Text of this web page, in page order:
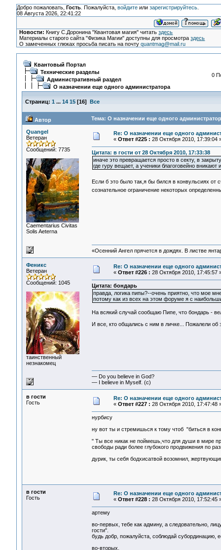
Добро пожаловать, Гость. Пожалуйста, войдитеили зарегистрируйтесь.
08 Августа 2026, 22:41:22
Новости: Книгу С.Доронина "Квантовая магия" читатьздесь
Материалы старого сайта "Физика Магии" доступны для просмотраздесь
О замеченных глюках просьба писать на почтуquantmag@mail.ru
Квантовый Портал
Технические разделы
Административный раздел
О назначении еще одного администратора
0
Страниц: 1 ... 14 15[16] Все
Автор Тема: О назначении еще одного
Quangel
Ветеран
Сообщений: 7735
Сaementarius Civitas
Solis Aeterna
Re: О назначении еще одного
« Ответ #225 : 28 Октября 2010, 17:39:04
Цитата: в гости от 28 Октября 2010, 17:33:38
иначе это превращается просто в секту, в
где гуру вещает, а ученики благоговейно
Если б это было так,я бы бился в конвульсиях от
сознательное ограничение некоторых
«Осенний Ангел прячется в дождях. В листве
Феникс
Ветеран
Сообщений: 1045
таинственный
незнакомец
Re: О назначении еще одного
« Ответ #226 : 28 Октября 2010, 17:45:57
Цитата: бондарь
правда, логика пипы?--очень приятно, что мое
потому как из всех на этом форуме я с
На всякий случай сообщаю Пипе, что бондарь -
И все, кто общались с ним в личке... Пожалели об
— Do you believe in God?
— I believe in Myself. (c)
в гости
Гость
Re: О назначении еще одного
« Ответ #227 : 28 Октября 2010, 17:47:48
нурбису
ну вот ты и стремишься к тому чтоб "биться в
" Ты все никак не поймешь,что для души в мире
свободы ради более глубокого продвижения по
дурик, ты себя бодхисатвой возомнил,
в гости
Гость
Re: О назначении еще одного
« Ответ #228 : 28 Октября 2010, 17:52:45
артему
во-первых, тебе как админу, а следовательно,
гости".
будь добр, пожалуйста, соблюдай субординацию,
во-вторых,